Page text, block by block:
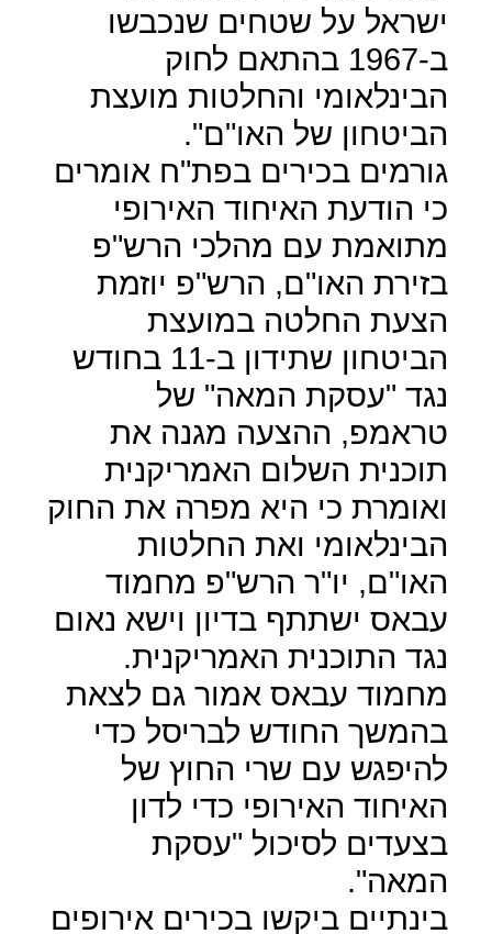
ישראל על שטחים שנכבשו
ב-1967 בהתאם לחוק
הבינלאומי והחלטות מועצת
הביטחון של האו"ם".
גורמים בכירים בפת"ח אומרים
כי הודעת האיחוד האירופי
מתואמת עם מהלכי הרש"פ
בזירת האו"ם, הרש"פ יוזמת
הצעת החלטה במועצת
הביטחון שתידון ב-11 בחודש
נגד "עסקת המאה" של
טראמפ, ההצעה מגנה את
תוכנית השלום האמריקנית
ואומרת כי היא מפרה את החוק
הבינלאומי ואת החלטות
האו"ם, יו"ר הרש"פ מחמוד
עבאס ישתתף בדיון וישא נאום
נגד התוכנית האמריקנית.
מחמוד עבאס אמור גם לצאת
בהמשך החודש לבריסל כדי
להיפגש עם שרי החוץ של
האיחוד האירופי כדי לדון
בצעדים לסיכול "עסקת
המאה".
בינתיים ביקשו בכירים אירופים